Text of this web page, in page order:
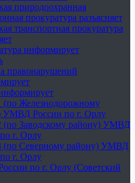
природоохранная
прокуратура разъясняет
транспортная прокуратура
информирует
правонарушений
Железнодорожному
УМВД России по г. Орлу
Заводскому району) УМВД
г. Орлу
Северному району) УМВД
г. Орлу
по г. Орлу (Советский